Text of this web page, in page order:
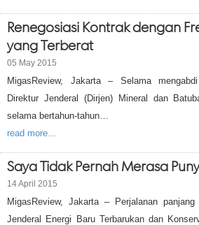
Renegosiasi Kontrak dengan
yang Terberat
05 May 2015
MigasReview, Jakarta – Selama
Direktur Jenderal (Dirjen) Mineral dan
selama bertahun-tahun…
read more...
Saya Tidak Pernah Merasa
14 April 2015
MigasReview, Jakarta – Perjalanan
Jenderal Energi Baru Terbarukan dan